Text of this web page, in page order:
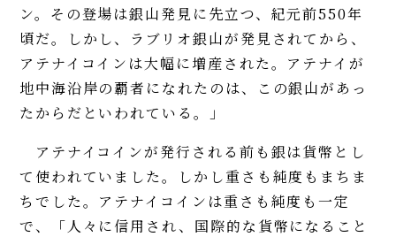
ン。その登場は銀山発見に先立つ、紀元前550年
頃だ。しかし、ラブリオ銀山が発見されてから、
アテナイコインは大幅に増産された。アテナイが
地中海沿岸の覇者になれたのは、この銀山があっ
たからだといわれている。」
アテナイコインが発行される前も銀は貨幣とし
て使われていました。しかし重さも純度もまちま
ちでした。アテナイコインは重さも純度も一定
で、「人々に信用され、国際的な貨幣になること